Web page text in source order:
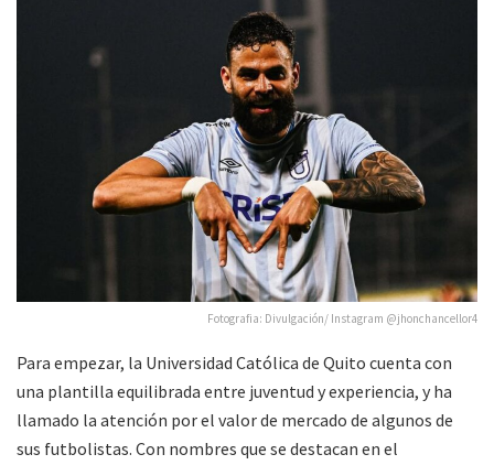
Fotografia: Divulgación/ Instagram @jhonchancellor4
Para empezar, la Universidad Católica de Quito cuenta con
una plantilla equilibrada entre juventud y experiencia, y ha
llamado la atención por el valor de mercado de algunos de
sus futbolistas. Con nombres que se destacan en el